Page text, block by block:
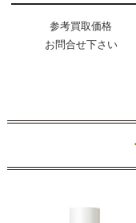
参考買取価格
お問合せ下さい